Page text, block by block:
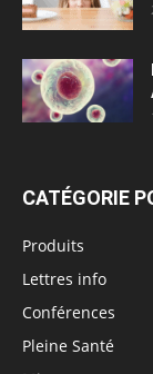
CATÉGORIE
Produits
Lettres info
Conférences
Pleine Santé